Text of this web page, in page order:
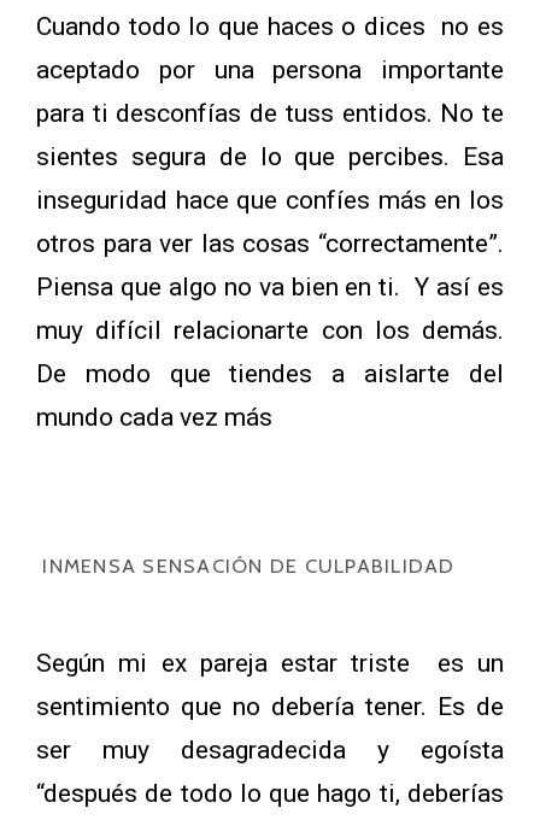
Cuando todo lo que haces o dices no es
aceptado por una persona importante
para ti desconfías de tuss entidos. No te
sientes segura de lo que percibes. Esa
inseguridad hace que confíes más en los
otros para ver las cosas “correctamente”.
Piensa que algo no va bien en ti. Y así es
muy difícil relacionarte con los demás.
De modo que tiendes a aislarte del
mundo cada vez más
INMENSA SENSACIÓN DE CULPABILIDAD
Según mi ex pareja estar triste es un
sentimiento que no debería tener. Es de
ser muy desagradecida y egoísta
“después de todo lo que hago ti, deberías